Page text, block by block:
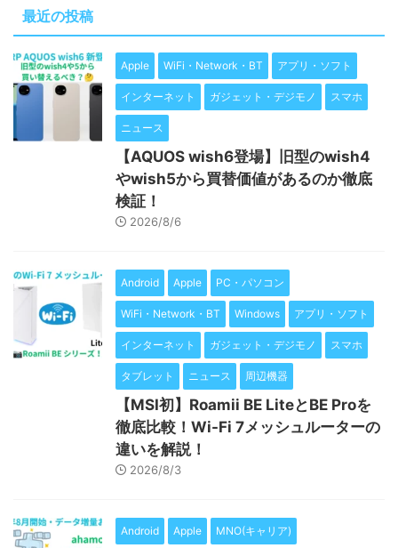
最近の投稿
Apple WiFi・Network・BT アプリ・ソフト
インターネット ガジェット・デジモノ スマホ
ニュース
【AQUOS wish6登場】旧型のwish4
やwish5から買替価値があるのか徹底
検証！
2026/8/6
Android Apple PC・パソコン
WiFi・Network・BT Windows アプリ・ソフト
インターネット ガジェット・デジモノ スマホ
タブレット ニュース 周辺機器
【MSI初】Roamii BE LiteとBE Proを
徹底比較！Wi-Fi 7メッシュルーターの
違いを解説！
2026/8/3
Android Apple MNO(キャリア)